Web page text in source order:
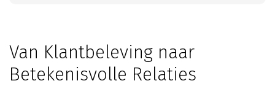
Van Klantbeleving naar
Betekenisvolle Relaties